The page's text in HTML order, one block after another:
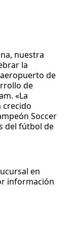
nuestra
la
de
de
«La
crecido
Soccer
del fútbol de
en
información